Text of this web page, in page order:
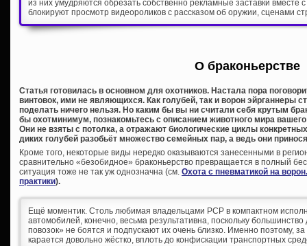
из них умудряются обрезать собственно рекламные заставки вместе
блокируют просмотр видеороликов с рассказом об оружии, сценами
О браконьерстве
Статья готовилась в основном для охотников. Настала пора
винтовок, ими не являющихся. Как голубей, так и ворон эйрганнеры
поделать ничего нельзя. Но каким бы вы ни считали себя крутым
бы охотминимум, познакомьтесь с описанием животного мира
Они не взяты с потолка, а отражают биологические циклы
диких голубей разобьёт множество семейных пар, а ведь они
Кроме того, некоторые виды нередко оказываются занесенными в
сравнительно «безобидное» браконьерство превращается в полный
ситуация тоже не так уж однозначна (см. Охота с пневматикой на
практики).
Ещё моментик. Столь любимая владельцами PCP в компактном
автомобилей, конечно, весьма результативна, поскольку
повозок» не боятся и подпускают их очень близко. Именно поэтому,
карается довольно жёстко, вплоть до конфискации транспортных